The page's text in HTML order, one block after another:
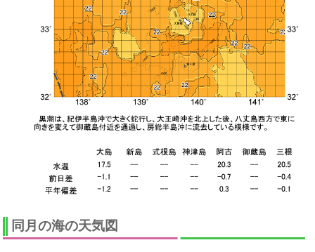
同月の海の天気図